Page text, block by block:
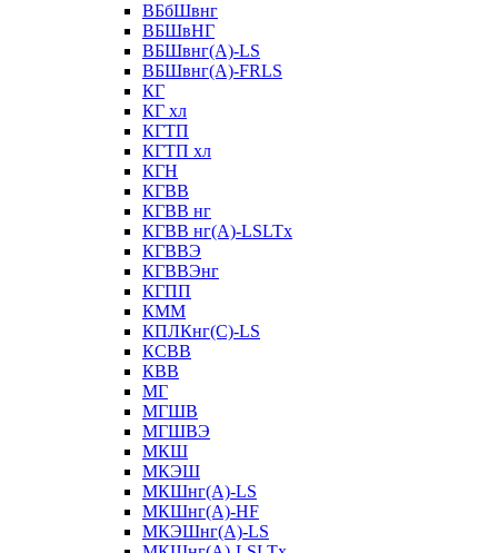
ВБбШвнг
ВБШвНГ
ВБШвнг(А)-LS
ВБШвнг(А)-FRLS
КГ
КГ хл
КГТП
КГТП хл
КГН
КГВВ
КГВВ нг
КГВВ нг(А)-LSLTx
КГВВЭ
КГВВЭнг
КГПП
КММ
КПЛКнг(C)-LS
КСВВ
КВВ
МГ
МГШВ
МГШВЭ
МКШ
МКЭШ
МКШнг(А)-LS
МКШнг(А)-HF
МКЭШнг(А)-LS